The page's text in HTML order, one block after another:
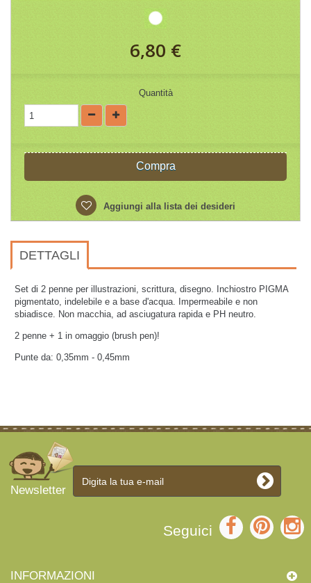
6,80 €
Quantità
Compra
Aggiungi alla lista dei desideri
DETTAGLI
Set di 2 penne per illustrazioni, scrittura, disegno. Inchiostro PIGMA
pigmentato, indelebile e a base d'acqua. Impermeabile e non
sbiadisce. Non macchia, ad asciugatura rapida e PH neutro.
2 penne + 1 in omaggio (brush pen)!
Punte da: 0,35mm - 0,45mm
Newsletter
Seguici
INFORMAZIONI